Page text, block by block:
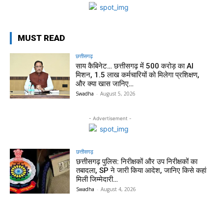
MUST READ
छत्तीसगढ़
साय कैबिनेट… छत्तीसगढ़ में 500 करोड़ का AI
मिशन, 1.5 लाख कर्मचारियों को मिलेगा प्रशिक्षण,
और क्या खास जानिए…
Swadha - August 5, 2026
- Advertisement -
छत्तीसगढ़
छत्तीसगढ़ पुलिस: निरीक्षकों और उप निरीक्षकों का
तबादला, SP ने जारी किया आदेश, जानिए किसे कहां
मिली जिम्मेदारी…
Swadha - August 4, 2026